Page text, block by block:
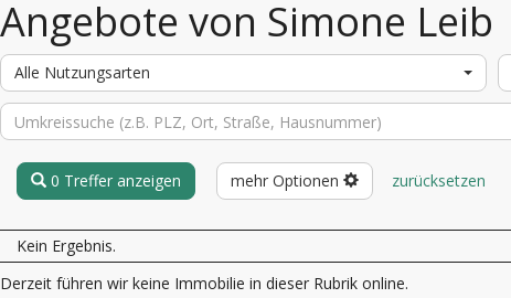
Angebote von Simone Leib
Alle Nutzungsarten
0 Treffer anzeigen mehr Optionen zurücksetzen
Kein Ergebnis.
Derzeit führen wir keine Immobilie in dieser Rubrik online.